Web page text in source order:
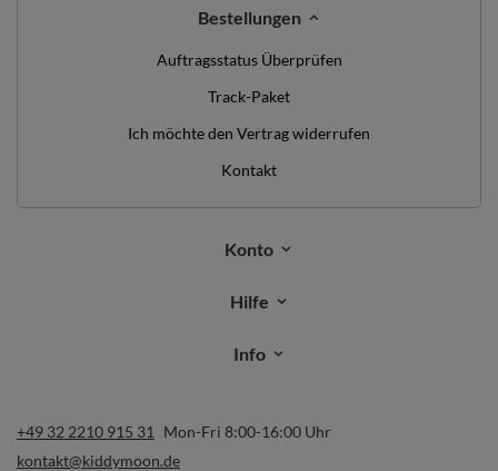
Bestellungen
Auftragsstatus Überprüfen
Track-Paket
Ich möchte den Vertrag widerrufen
Kontakt
Konto
Hilfe
Info
+49 32 2210 915 31
Mon-Fri 8:00-16:00 Uhr
kontakt@kiddymoon.de